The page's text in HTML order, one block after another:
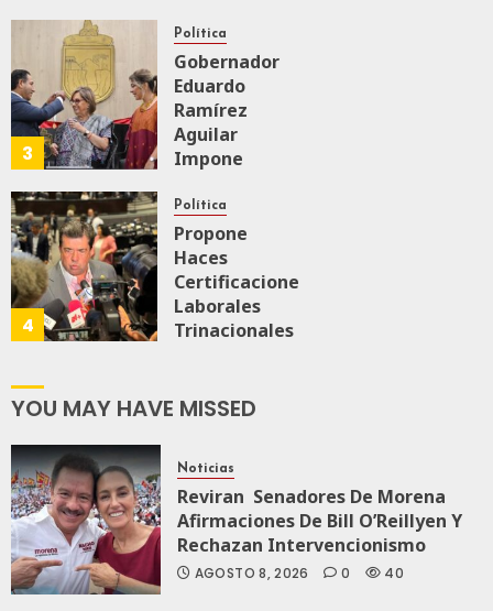
Firme
AGOSTO 6, 2026
0
165
3
Política
Gobernador
Eduardo
Ramírez
Aguilar
Impone
“Rosario
Castellanos”
A
Malú Mícher
AGOSTO 6, 2026
4
Política
Propone
Haces
Certificaciones
Laborales
Trinacionales
Nueva
AGOSTO 5, 2026
0
74
YOU MAY HAVE MISSED
Noticias
Reviran Senadores De Morena
Afirmaciones De Bill O’Reillyen Y
Rechazan Intervencionismo
AGOSTO 8, 2026 0 40